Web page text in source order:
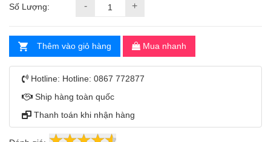
Số Lượng: - +
Thêm vào giỏ hàng Mua nhanh
Hotline: Hotline: 0867 772877
Ship hàng toàn quốc
Thanh toán khi nhận hàng